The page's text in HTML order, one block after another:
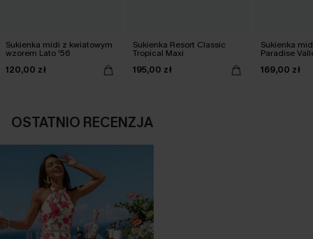
Sukienka midi z kwiatowym
wzorem Lato '56
120,00 zł
Sukienka Resort Classic
Tropical Maxi
195,00 zł
Sukienka
Paradise
169,00 zł
OSTATNIO RECENZJA